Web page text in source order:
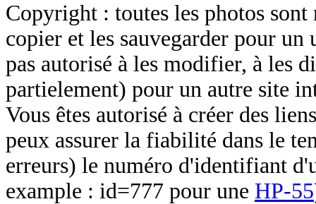
Copyright : toutes les photos sont
copier et les sauvegarder pour un
pas autorisé à les modifier, à les
partielement) pour un autre site
Vous êtes autorisé à créer des
peux assurer la fiabilité dans le
erreurs) le numéro d'identifiant
example : id=777 pour une HP-55